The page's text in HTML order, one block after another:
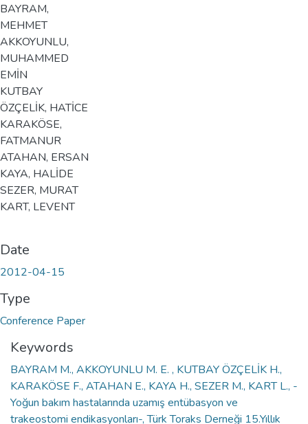
BAYRAM,
MEHMET
AKKOYUNLU,
MUHAMMED
EMİN
KUTBAY
ÖZÇELİK, HATİCE
KARAKÖSE,
FATMANUR
ATAHAN, ERSAN
KAYA, HALİDE
SEZER, MURAT
KART, LEVENT
Date
2012-04-15
Type
Conference Paper
Keywords
BAYRAM M., AKKOYUNLU M. E. , KUTBAY ÖZÇELİK H.,
KARAKÖSE F., ATAHAN E., KAYA H., SEZER M., KART L., -
Yoğun bakım hastalarında uzamış entübasyon ve
trakeostomi endikasyonları-, Türk Toraks Derneği 15.Yıllık